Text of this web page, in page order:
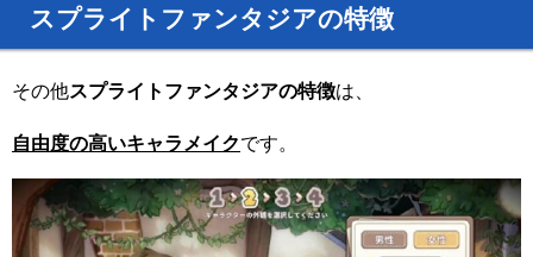
スプライトファンタジアの特徴
その他スプライトファンタジアの特徴は、
自由度の高いキャラメイクです。